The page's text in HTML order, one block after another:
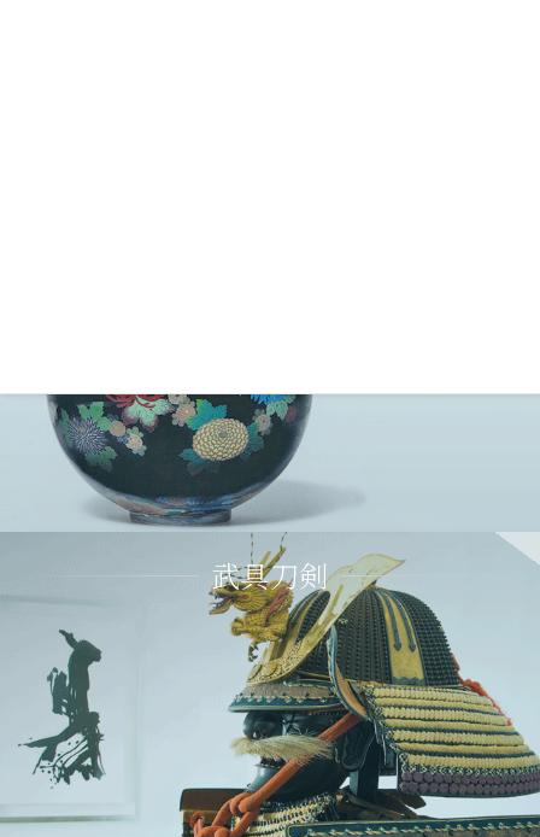
武具刀剣